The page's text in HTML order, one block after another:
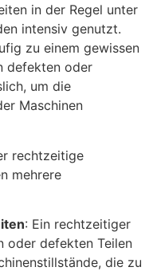
in der Regel unter
intensiv genutzt.
zu einem gewissen
defekten oder
um die
Maschinen
rechtzeitige
mehrere
: Ein rechtzeitiger
oder defekten Teilen
die zu